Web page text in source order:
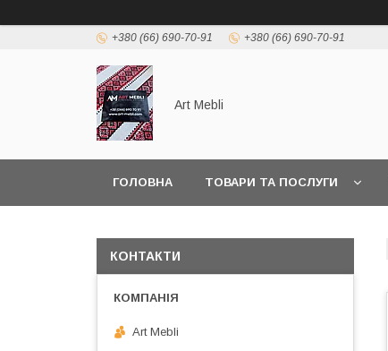
+380 (66) 690-70-91 +380 (66) 690-70-91
Art Mebli
ГОЛОВНА ТОВАРИ ТА ПОСЛУГИ
КОНТАКТИ
Art Mebli